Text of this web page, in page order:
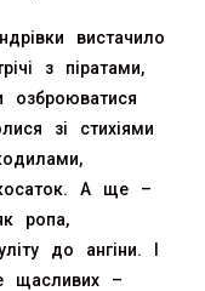
вистачило
з піратами,
зі стихіями
А ще –
ропа,
до ангіни. І
щасливих –